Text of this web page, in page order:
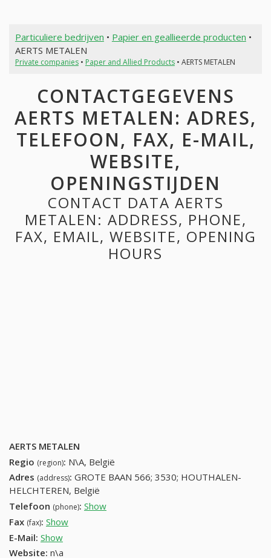
Particuliere bedrijven • Papier en geallieerde producten •
AERTS METALEN
Private companies• Paper and Allied Products• AERTS METALEN
CONTACTGEGEVENS
AERTS METALEN: ADRES,
TELEFOON, FAX, E-MAIL,
WEBSITE,
OPENINGSTIJDEN
CONTACT DATA AERTS
METALEN: ADDRESS, PHONE,
FAX, EMAIL, WEBSITE, OPENING
HOURS
AERTS METALEN
Regio (region): N\A, België
Adres (address): GROTE BAAN 566; 3530; HOUTHALEN-
HELCHTEREN, België
Telefoon (phone): Show
Fax (fax): Show
E-Mail: Show
Website: n\a